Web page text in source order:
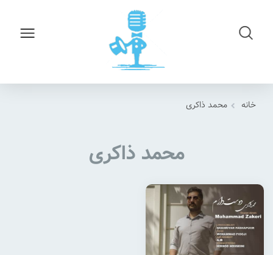
خانه محمد ذاکری
محمد ذاکری